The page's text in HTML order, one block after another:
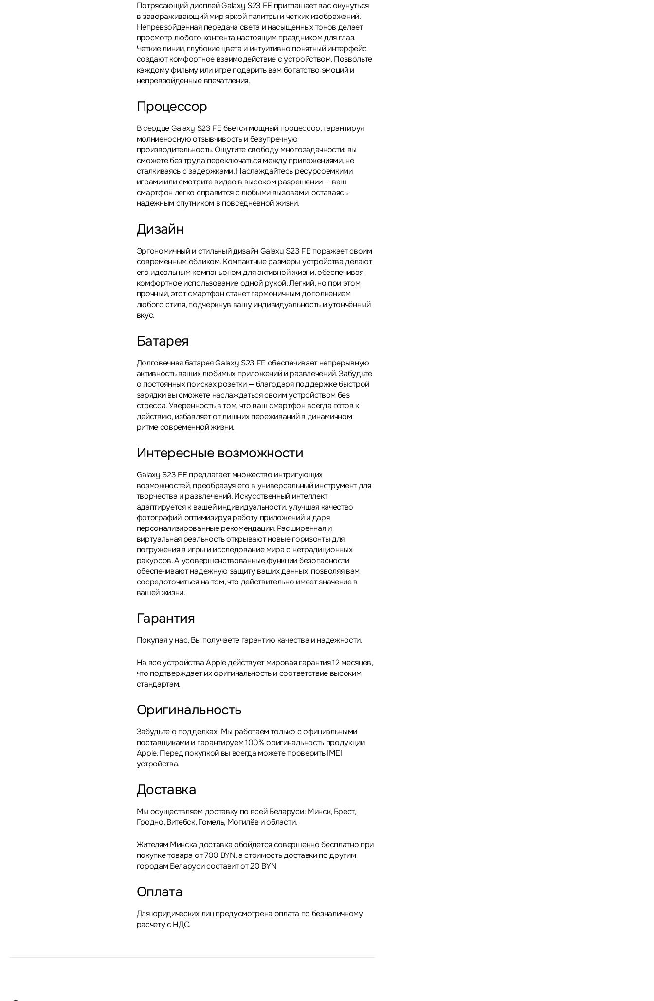
Потрясающий дисплей Galaxy S23 FE приглашает вас окунуться
в завораживающий мир яркой палитры и четких изображений.
Непревзойденная передача света и насыщенных тонов делает
просмотр любого контента настоящим праздником для глаз.
Четкие линии, глубокие цвета и интуитивно понятный интерфейс
создают комфортное взаимодействие с устройством. Позвольте
каждому фильму или игре подарить вам богатство эмоций и
непревзойденные впечатления.
Процессор
В сердце Galaxy S23 FE бьется мощный процессор, гарантируя
молниеносную отзывчивость и безупречную
производительность. Ощутите свободу многозадачности: вы
сможете без труда переключаться между приложениями, не
сталкиваясь с задержками. Наслаждайтесь ресурсоемкими
играми или смотрите видео в высоком разрешении — ваш
смартфон легко справится с любыми вызовами, оставаясь
надежным спутником в повседневной жизни.
Дизайн
Эргономичный и стильный дизайн Galaxy S23 FE поражает своим
современным обликом. Компактные размеры устройства делают
его идеальным компаньоном для активной жизни, обеспечивая
комфортное использование одной рукой. Легкий, но при этом
прочный, этот смартфон станет гармоничным дополнением
любого стиля, подчеркнув вашу индивидуальность и утончённый
вкус.
Батарея
Долговечная батарея Galaxy S23 FE обеспечивает непрерывную
активность ваших любимых приложений и развлечений. Забудьте
о постоянных поисках розетки — благодаря поддержке быстрой
зарядки вы сможете наслаждаться своим устройством без
стресса. Уверенность в том, что ваш смартфон всегда готов к
действию, избавляет от лишних переживаний в динамичном
ритме современной жизни.
Интересные возможности
Galaxy S23 FE предлагает множество интригующих
возможностей, преобразуя его в универсальный инструмент для
творчества и развлечений. Искусственный интеллект
адаптируется к вашей индивидуальности, улучшая качество
фотографий, оптимизируя работу приложений и даря
персонализированные рекомендации. Расширенная и
виртуальная реальность открывают новые горизонты для
погружения в игры и исследование мира с нетрадиционных
ракурсов. А усовершенствованные функции безопасности
обеспечивают надежную защиту ваших данных, позволяя вам
сосредоточиться на том, что действительно имеет значение в
вашей жизни.
Гарантия
Покупая у нас, Вы получаете гарантию качества и надежности.
На все устройства Apple действует мировая гарантия 12 месяцев,
что подтверждает их оригинальность и соответствие высоким
стандартам.
Оригинальность
Забудьте о подделках! Мы работаем только с официальными
поставщиками и гарантируем 100% оригинальность продукции
Apple. Перед покупкой вы всегда можете проверить IMEI
устройства.
Доставка
Мы осуществляем доставку по всей Беларуси: Минск, Брест,
Гродно, Витебск, Гомель, Могилёв и области.
Жителям Минска доставка обойдется совершенно бесплатно при
покупке товара от 700 BYN, а стоимость доставки по другим
городам Беларуси составит от 20 BYN
Оплата
Для юридических лиц предусмотрена оплата по безналичному
расчету с НДС.